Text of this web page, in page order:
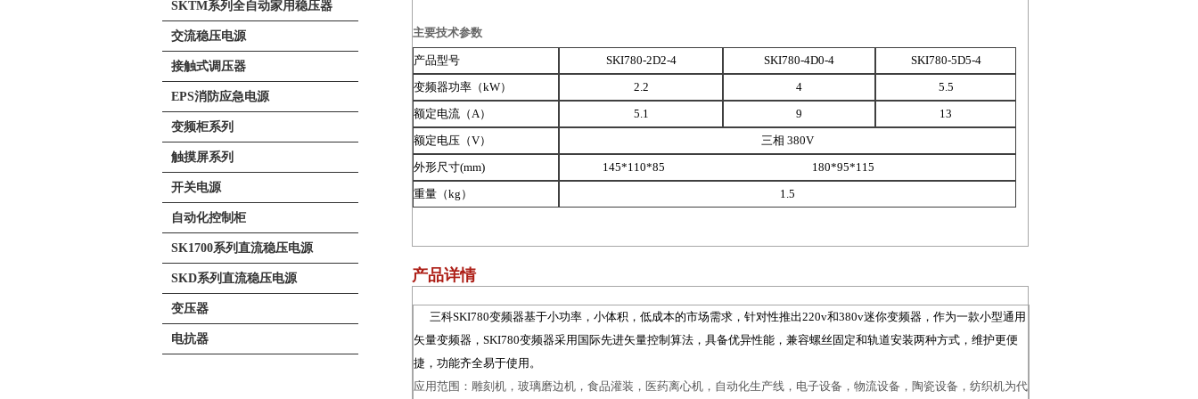
SKTM系列全自动家用稳压器
交流稳压电源
接触式调压器
EPS消防应急电源
变频柜系列
触摸屏系列
开关电源
自动化控制柜
SK1700系列直流稳压电源
SKD系列直流稳压电源
变压器
电抗器
主要技术参数
产品型号 SKI780-2D2-4 SKI780-4D0-4
SKI780-5D5-4
变频器功率（kW） 2.2 4
5.5
额定电流（A） 5.1 9
13
额定电压（V） 三相 380V
外形尺寸(mm) 145*110*85 180*95*115
重量（kg ） 1.5
产品详情
三科SKI780变频器基于小功率，小体积，低成本的市场需求，针对性推出220v和380v迷你变频器，作为一款小型通用
矢量变频器，SKI780变频器采用国际先进矢量控制算法，具备优异性能，兼容螺丝固定和轨道安装两种方式，维护更便
捷，功能齐全易于使用。
应用范围：雕刻机，玻璃磨边机，食品灌装，医药离心机，自动化生产线，电子设备，物流设备，陶瓷设备，纺织机为代